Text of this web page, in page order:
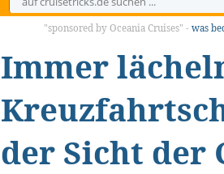
"sponsored by Oceania Cruises" - was
Immer
der Sicht der